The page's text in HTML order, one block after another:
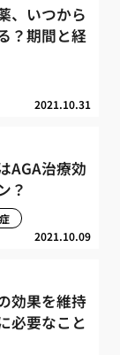
、いつから
？期間と経
2021.10.31
AGA治療効
？
2021.10.09
効果を維持
必要なこと